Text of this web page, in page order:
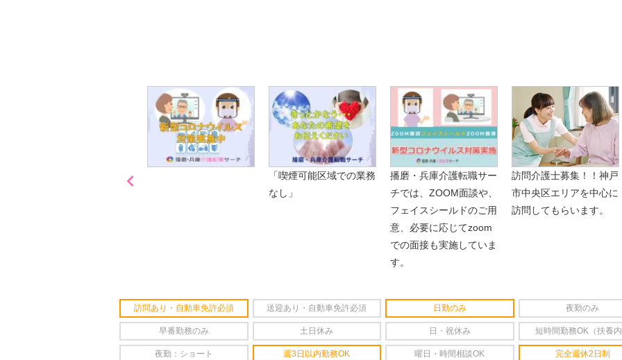
「喫煙可能区域での業務
なし」
播磨・兵庫介護転職サー
チでは、ZOOM面談や、
フェイスシールドのご用
意、必要に応じてzoom
での面接も実施していま
す。
訪問介護士募集！！神戸
市中央区エリアを中心に
訪問してもらいます。

訪問あり・自動車免許必須 送迎あり・自動車免許必須 日勤のみ 夜勤のみ
早番勤務のみ 土日休み 日・祝休み 短時間勤務OK（扶養
夜勤：ショート 週3日以内勤務OK 曜日・時間相談OK 完全週休2日制